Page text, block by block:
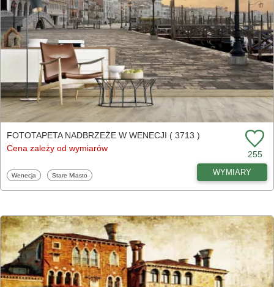
FOTOTAPETA NADBRZEŻE W WENECJI ( 3713 )
Cena zależy od wymiarów
255
Fototapety
Wenecja Fototapety
Stare Miasto WYMIARY